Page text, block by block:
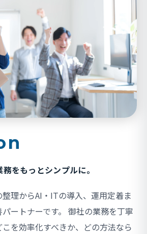
をもっとシンプルに。
理からAI・ITの導入、運用定着ま
ートナーです。 御社の業務を丁寧
を効率化すべきか、どの方法なら